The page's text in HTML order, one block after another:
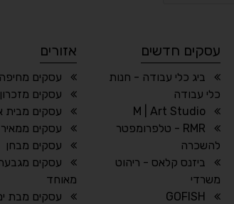
עסקים חדשים
ביג כלי עבודה - חנות
כלי עבודה
M | Art Studio
RMR - טלפרומפטר
להשכרה
ביזנס קלאס - ריהוט
משרדי
אזורים
עסקים
עסקים
עסקים מבית
עסקים
עסקים מבחן
עסקים
מאוחד
עסקים מבת